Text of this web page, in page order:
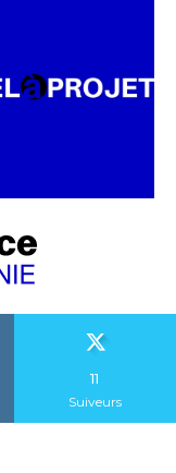
11
Suiveurs